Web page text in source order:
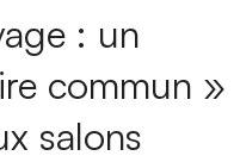
: un
commun »
salons